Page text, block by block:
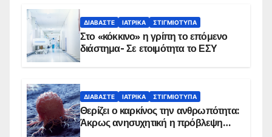
ΔΙΑΒΆΣΤΕ ΙΑΤΡΙΚΆ ΣΤΙΓΜΙΌΤΥΠΑ
Στο «κόκκινο» η γρίπη το επόμενο
διάστημα- Σε ετοιμότητα το ΕΣΥ
ΔΙΑΒΆΣΤΕ ΙΑΤΡΙΚΆ ΣΤΙΓΜΙΌΤΥΠΑ
Θερίζει ο καρκίνος την ανθρωπότητα:
Άκρως ανησυχητική η πρόβλεψη…